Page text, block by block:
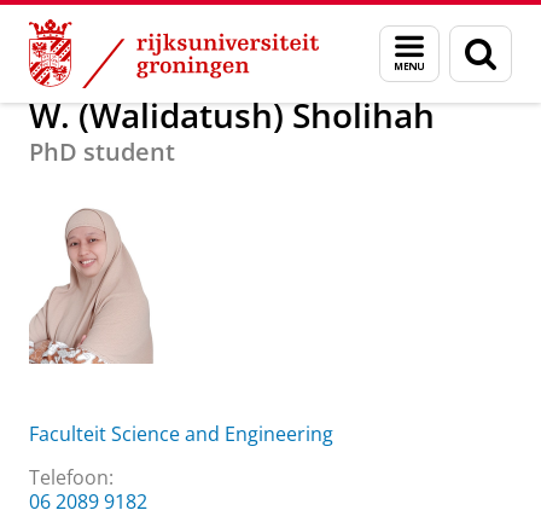
Skip
Content
Skip
Navigation
Menu
en
zoeken
Over ons W. (Walidatush) Sholihah
W. (Walidatush) Sholihah
PhD student
Faculteit Science and Engineering
Telefoon:
06 2089 9182